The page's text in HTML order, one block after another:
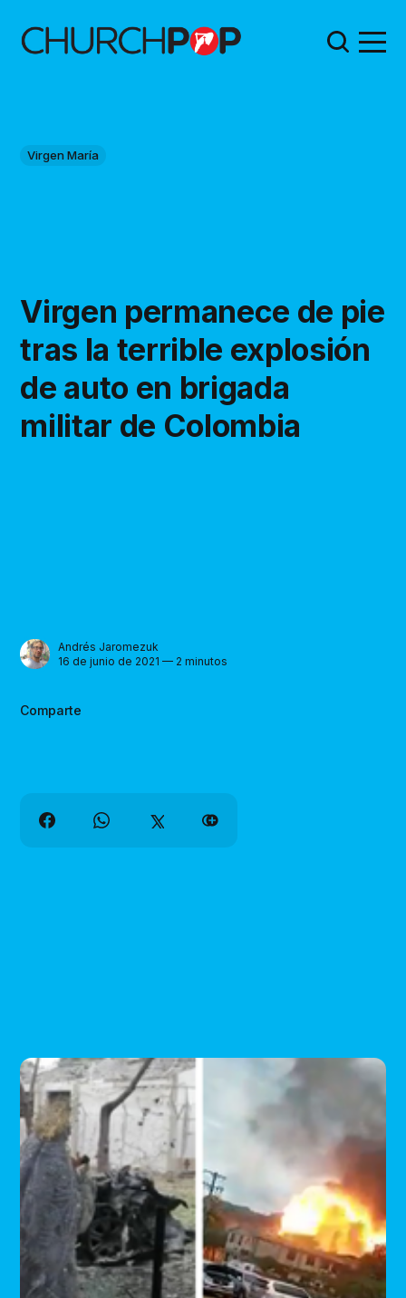
Virgen María
Virgen permanece de pie
tras la terrible explosión
de auto en brigada
militar de Colombia
Andrés Jaromezuk
16 de junio de 2021 — 2 minutos
Comparte